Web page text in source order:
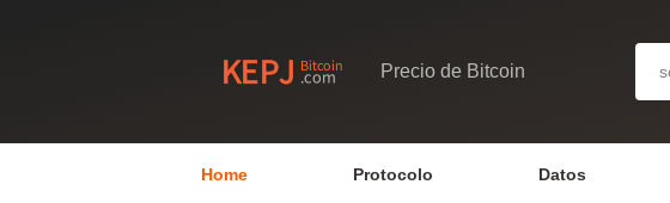
Precio de Bitcoin
Home Protocolo Datos